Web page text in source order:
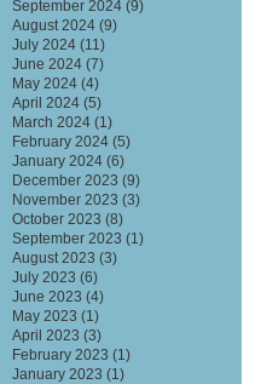
September 2024 (9)
August 2024 (9)
July 2024 (11)
June 2024 (7)
May 2024 (4)
April 2024 (5)
March 2024 (1)
February 2024 (5)
January 2024 (6)
December 2023 (9)
November 2023 (3)
October 2023 (8)
September 2023 (1)
August 2023 (3)
July 2023 (6)
June 2023 (4)
May 2023 (1)
April 2023 (3)
February 2023 (1)
January 2023 (1)